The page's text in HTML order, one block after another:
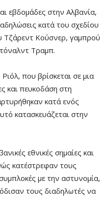
εβδομάδες στην Αλβανία,
κατά του σχεδίου
Τζάρεντ Κούσνερ, γαμπρού
Τραμπ.
που βρίσκεται σε μια
και πευκοδάση στη
κατά ενός
κατασκευάζεται στην
εθνικές σημαίες και
κατέστρεφαν τους
με την αστυνομία,
τους διαδηλωτές να